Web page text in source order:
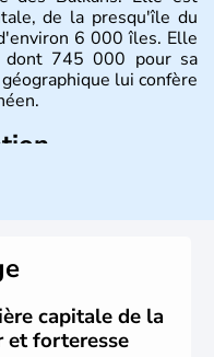
de la presqu'île du
6 000 îles. Elle
dont 745 000 pour sa
lui confère
776 avant J.C. Le 25
d'indépendance,
grecque. La Grèce
état indépendant à
capitale de la
et forteresse